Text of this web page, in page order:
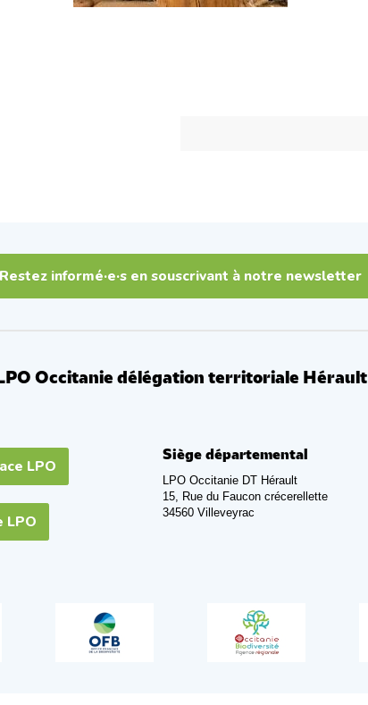
Restez informé·e·s en souscrivant à notre newsletter
LPO Occitanie délégation territoriale Hérault
LPO
LPO
Siège départemental
LPO Occitanie DT Hérault
15, Rue du Faucon crécerellette
34560 Villeveyrac